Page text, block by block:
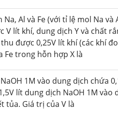
Al và Fe (với tỉ lệ mol Na
V lít khí, dung dịch Y và chất
được 0,25V lít khí (các khí
Fe trong hỗn hợp X là
1M vào dung dịch chứa
lít dung dịch NaOH 1M vào
tủa. Giá trị của V là